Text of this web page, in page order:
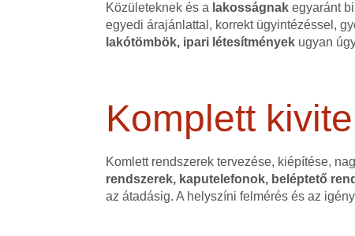
Közületeknek és a lakosságnak egyaránt
egyedi árajánlattal, korrekt ügyintézéssel,
lakótömbök, ipari létesítmények ugyan
Komplett
Komlett rendszerek tervezése, kiépítése,
rendszerek, kaputelefonok, beléptető
az átadásig. A helyszíni felmérés és az